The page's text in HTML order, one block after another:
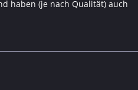
haben (je nach Qualität) auch